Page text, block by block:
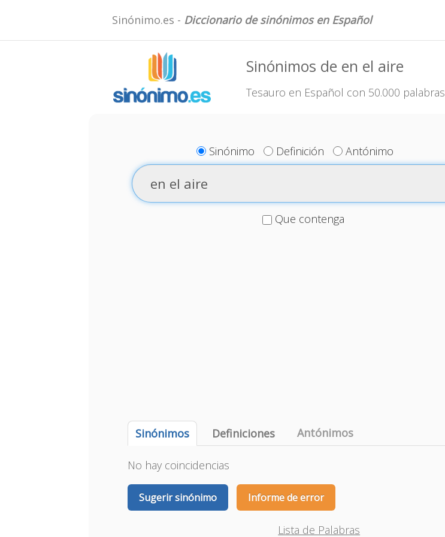
Sinónimo.es - Diccionario de sinónimos en Español
Sinónimos de en el aire
Tesauro en Español con 50.000 palabras
Sinónimo Definición Antónimo
Que contenga
Sinónimos Definiciones Antónimos
No hay coincidencias
Sugerir sinónimo Informe de error
Lista de Palabras